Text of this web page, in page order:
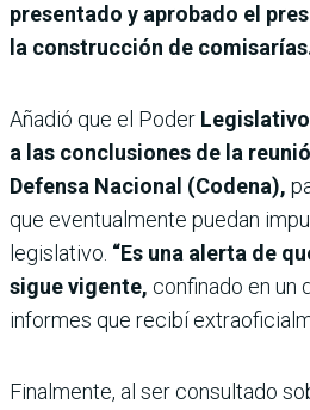
presentado y aprobado el
la construcción de
Añadió que el Poder
a las conclusiones de la
Defensa Nacional (Codena),
que eventualmente puedan
legislativo. “Es una alerta de
sigue vigente, confinado en un
informes que recibí
Finalmente, al ser consultado